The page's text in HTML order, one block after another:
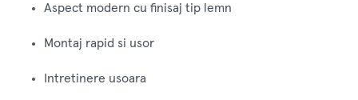
Aspect modern cu finisaj tip lemn
Montaj rapid si usor
Intretinere usoara